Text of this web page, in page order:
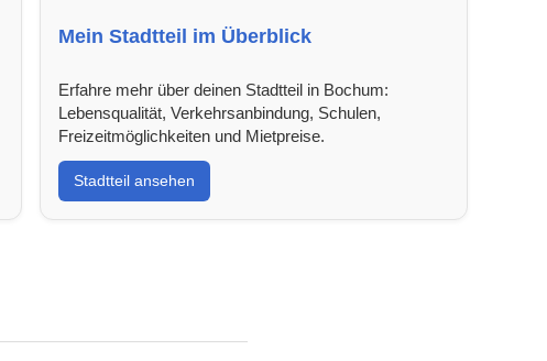
Mein Stadtteil im Überblick
Erfahre mehr über deinen Stadtteil in Bochum:
Lebensqualität, Verkehrsanbindung, Schulen,
Freizeitmöglichkeiten und Mietpreise.
Stadtteil ansehen